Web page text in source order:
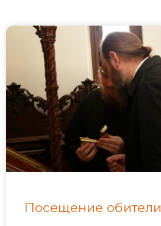
Посещение обители